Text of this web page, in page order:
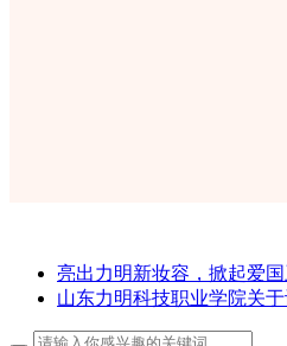
亮出力明新妆容，掀起爱
山东力明科技职业学院关